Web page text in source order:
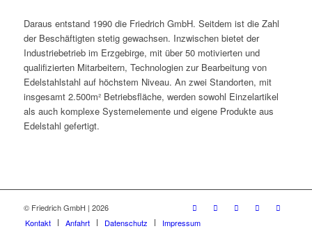
Daraus entstand 1990 die Friedrich GmbH. Seitdem ist die Zahl
der Beschäftigten stetig gewachsen. Inzwischen bietet der
Industriebetrieb im Erzgebirge, mit über 50 motivierten und
qualifizierten Mitarbeitern, Technologien zur Bearbeitung von
Edelstahlstahl auf höchstem Niveau. An zwei Standorten, mit
insgesamt 2.500m² Betriebsfläche, werden sowohl Einzelartikel
als auch komplexe Systemelemente und eigene Produkte aus
Edelstahl gefertigt.
© Friedrich GmbH | 2026
Kontakt
Anfahrt Datenschutz Impressum